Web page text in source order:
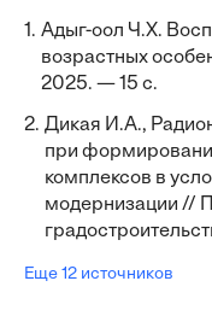
1. Адыг-оол Ч.Х.
возрастных
2025. — 15 с.
2. Дикая И.А.,
при
комплексов в
модернизации //
Еще 12 источников